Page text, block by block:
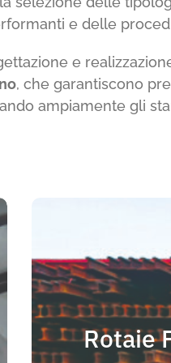
e delle
e
, che garantiscono
ampiamente gli
Rotaie
utilizzate che come
sono i requisiti
fornire un